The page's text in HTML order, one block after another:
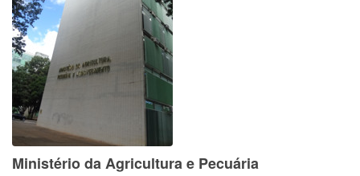
Ministério da Agricultura e Pecuária